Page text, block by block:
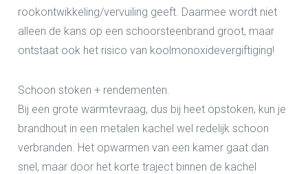
rookontwikkeling/vervuiling geeft. Daarmee wordt niet
alleen de kans op een schoorsteenbrand groot, maar
ontstaat ook het risico van koolmonoxidevergiftiging!
Schoon stoken + rendementen.
Bij een grote warmtevraag, dus bij heet opstoken, kun je
brandhout in een metalen kachel wel redelijk schoon
verbranden. Het opwarmen van een kamer gaat dan
snel, maar door het korte traject binnen de kachel